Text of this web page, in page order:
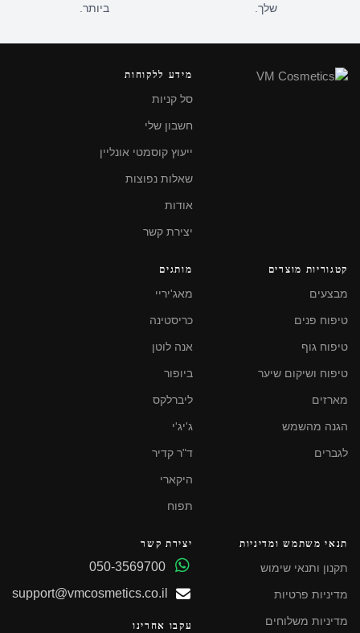
שלך.
ביותר.
מידע ללקוחות
סל קניות
חשבון שלי
ייעוץ קוסמטי אונליין
שאלות נפוצות
אודות
יצירת קשר
קטגוריות מוצרים
מבצעים
טיפוח פנים
טיפוח גוף
טיפוח ושיקום שיער
מארזים
הגנה מהשמש
לגברים
מותגים
מאג'יריי
כריסטינה
אנה לוטן
ביופור
ליברלקס
ג'יג'י
ד"ר קדיר
היקארי
תפוח
תנאי משתמש ומדיניות
תקנון ותנאי שימוש
מדיניות פרטיות
מדיניות משלוחים
יצירת קשר
050-3569700
support@vmcosmetics.co.il
עקבו אחרינו